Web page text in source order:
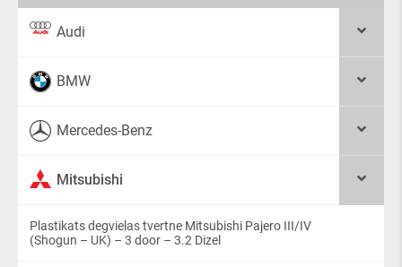
Audi
BMW
Mercedes-Benz
Mitsubishi
Plastikats degvielas tvertne Mitsubishi Pajero III/IV
(Shogun – UK) – 3 door – 3.2 Dizel